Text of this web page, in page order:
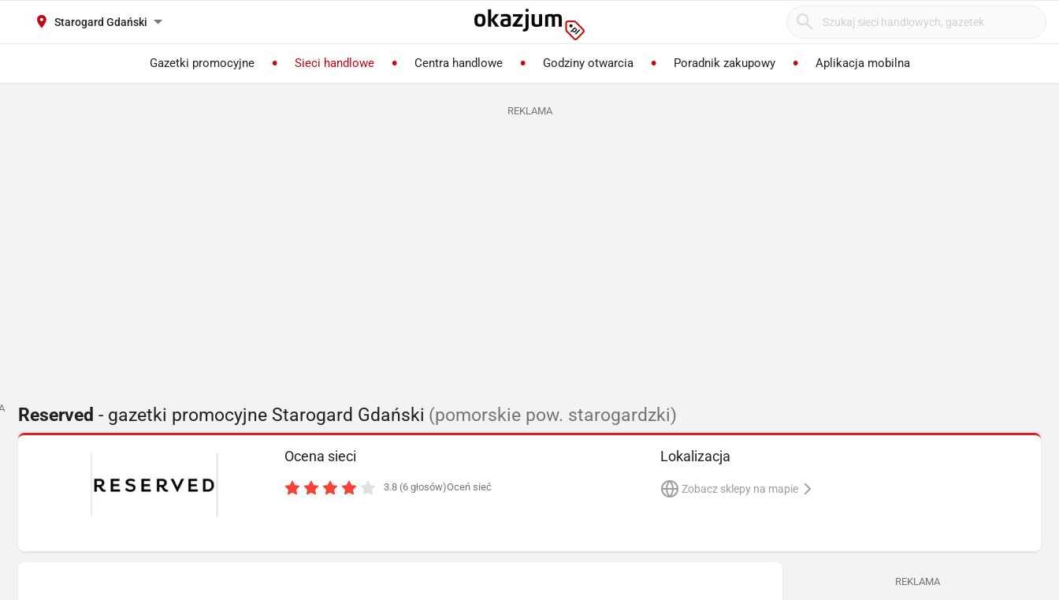
Starogard Gdański
Gazetki promocyjne Sieci handlowe Centra handlowe Godziny otwarcia Poradnik zakupowy Aplikacja mobilna
REKLAMA
Reserved - gazetki promocyjne Starogard Gdański (pomorskie pow. starogardzki)
Ocena sieci
3.8 (6 głosów)Oceń sieć
Lokalizacja
Zobacz sklepy na mapie
REKLAMA